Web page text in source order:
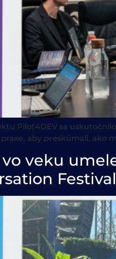
Pilot4DEV sa
praxe, aby preskúmali, ako
veku
Festival